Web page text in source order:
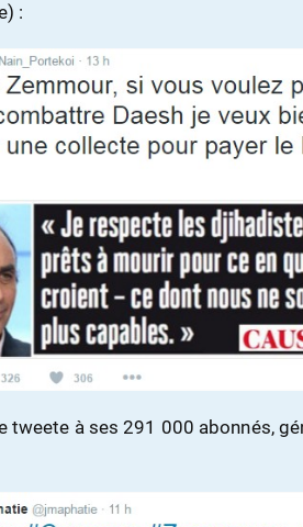
:
tweete à ses 291 000 abonnés,